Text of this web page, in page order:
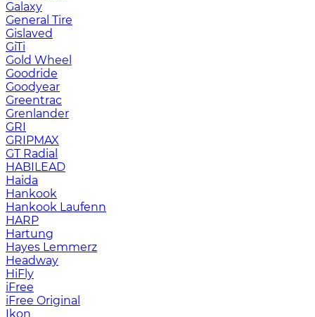
Galaxy
General Tire
Gislaved
GiTi
Gold Wheel
Goodride
Goodyear
Greentrac
Grenlander
GRI
GRIPMAX
GT Radial
HABILEAD
Haida
Hankook
Hankook Laufenn
HARP
Hartung
Hayes Lemmerz
Headway
HiFly
iFree
iFree Original
Ikon